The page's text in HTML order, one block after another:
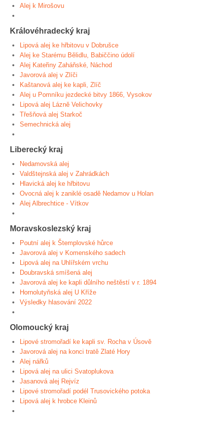
Alej k Mirošovu
Královéhradecký kraj
Lipová alej ke hřbitovu v Dobrušce
Alej ke Starému Bělidlu, Babiččino údolí
Alej Kateřiny Zaháňské, Náchod
Javorová alej v Zlíči
Kaštanová alej ke kapli, Zlíč
Alej u Pomníku jezdecké bitvy 1866, Vysokov
Lipová alej Lázně Velichovky
Třešňová alej Starkoč
Semechnická alej
Liberecký kraj
Nedamovská alej
Valdštejnská alej v Zahrádkách
Hlavická alej ke hřbitovu
Ovocná alej k zaniklé osadě Nedamov u Holan
Alej Albrechtice - Vítkov
Moravskoslezský kraj
Poutní alej k Štemplovské hůrce
Javorová alej v Komenského sadech
Lipová alej na Uhlířském vrchu
Doubravská smíšená alej
Javorová alej ke kapli důlního neštěstí v r. 1894
Hornolutyňská alej U Kříže
Výsledky hlasování 2022
Olomoucký kraj
Lipové stromořadí ke kapli sv. Rocha v Úsově
Javorová alej na konci tratě Zlaté Hory
Alej nářků
Lipová alej na ulici Svatoplukova
Jasanová alej Rejvíz
Lipové stromořadí podél Trusovického potoka
Lipová alej k hrobce Kleinů